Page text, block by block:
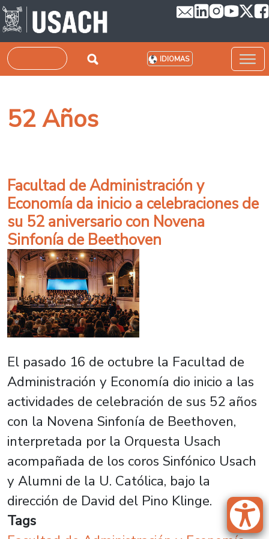
Pasar al contenido principal
Buscar IDIOMAS
52 Años
Facultad de Administración y
Economía da inicio a celebraciones de
su 52 aniversario con Novena
Sinfonía de Beethoven
El pasado 16 de octubre la Facultad de
Administración y Economía dio inicio a las
actividades de celebración de sus 52 años
con la Novena Sinfonía de Beethoven,
interpretada por la Orquesta Usach
acompañada de los coros Sinfónico Usach
y Alumni de la U. Católica, bajo la
dirección de David del Pino Klinge.
Tags